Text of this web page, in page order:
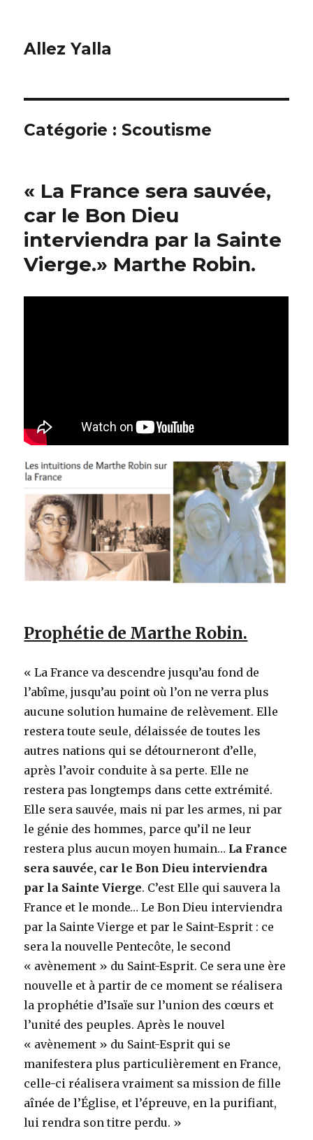
Allez Yalla
Catégorie : Scoutisme
« La France sera sauvée,
car le Bon Dieu
interviendra par la Sainte
Vierge.» Marthe Robin.
Prophétie de Marthe Robin.
« La France va descendre jusqu’au fond de
l’abîme, jusqu’au point où l’on ne verra plus
aucune solution humaine de relèvement. Elle
restera toute seule, délaissée de toutes les
autres nations qui se détourneront d’elle,
après l’avoir conduite à sa perte. Elle ne
restera pas longtemps dans cette extrémité.
Elle sera sauvée, mais ni par les armes, ni par
le génie des hommes, parce qu’il ne leur
restera plus aucun moyen humain… La France
sera sauvée, car le Bon Dieu interviendra
par la Sainte Vierge. C’est Elle qui sauvera la
France et le monde… Le Bon Dieu interviendra
par la Sainte Vierge et par le Saint-Esprit : ce
sera la nouvelle Pentecôte, le second
« avènement » du Saint-Esprit. Ce sera une ère
nouvelle et à partir de ce moment se réalisera
la prophétie d’Isaïe sur l’union des cœurs et
l’unité des peuples. Après le nouvel
« avènement » du Saint-Esprit qui se
manifestera plus particulièrement en France,
celle-ci réalisera vraiment sa mission de fille
aînée de l’Église, et l’épreuve, en la purifiant,
lui rendra son titre perdu. »